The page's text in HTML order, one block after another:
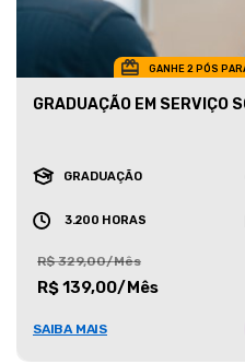
GANHE 2 PÓS
GRADUAÇÃO EM SERVIÇO
GRADUAÇÃO
3.200 HORAS
R$ 329,00/Mês
R$ 139,00/Mês
SAIBA MAIS